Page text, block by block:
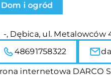
Dom i ogród
-, Dębica, ul. Metalowców
48691758322
internetowa DARCO